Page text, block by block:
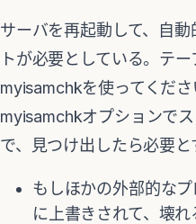
サーバを再起動して、自
トが必要としている。テ
myisamchkを使ってくだ
myisamchkオプションで
で、見つけ出したら必要
もしほかの外部的な
に上書きされて、壊れ